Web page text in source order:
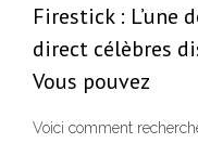
Firestick : L’une
direct célèbres
Vous pouvez
Voici comment